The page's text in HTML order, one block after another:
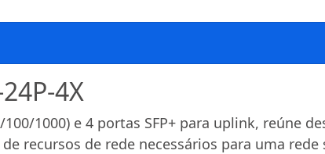
4X
1000) e 4 portas SFP+ para uplink, reúne
recursos de rede necessários para uma rede